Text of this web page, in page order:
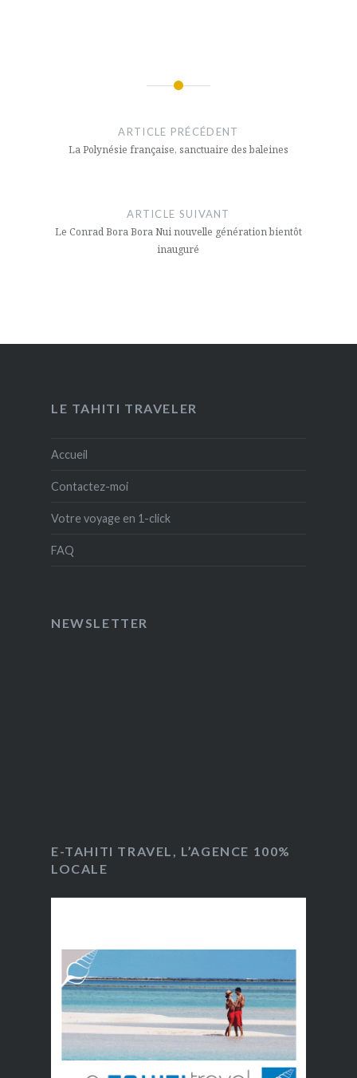
l’article
ARTICLE PRÉCÉDENT
La Polynésie française, sanctuaire des baleines
ARTICLE SUIVANT
Le Conrad Bora Bora Nui nouvelle génération bientôt
inauguré
LE TAHITI TRAVELER
Accueil
Contactez-moi
Votre voyage en 1-click
FAQ
NEWSLETTER
E-TAHITI TRAVEL, L’AGENCE 100%
LOCALE